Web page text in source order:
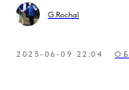
G.Rochal
2025-06-09 22:04